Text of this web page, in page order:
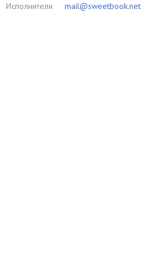
Исполнители mail@sweetbook.net